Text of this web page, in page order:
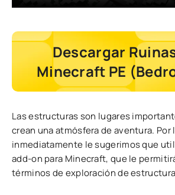
Descargar
Minecraft PE
Las estructuras son lugares
crean una atmósfera de aventura. Por
inmediatamente le sugerimos que
add-on para Minecraft, que le
términos de exploración de